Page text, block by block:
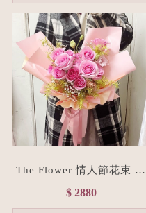
The Flower 情人節花束 15
朵粉玫瑰花束(台北花店/花
禮訂製)
$ 2880